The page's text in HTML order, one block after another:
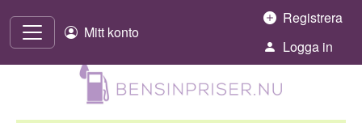
Mitt konto
Registrera
Logga in